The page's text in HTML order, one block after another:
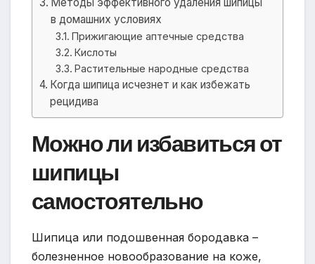
в домашних условиях
Прижигающие аптечные средства
Кислоты
Растительные народные средства
Когда шипица исчезнет и как избежать
рецидива
Можно ли избавиться от
шипицы
самостоятельно
Шипица или подошвенная бородавка –
болезненное новообразование на коже,